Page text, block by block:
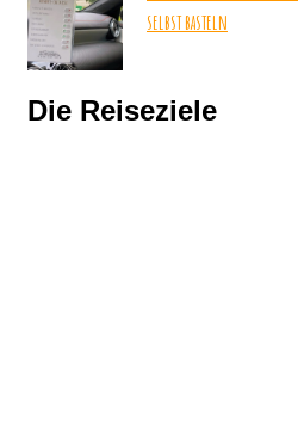
selbst basteln
Die Reiseziele